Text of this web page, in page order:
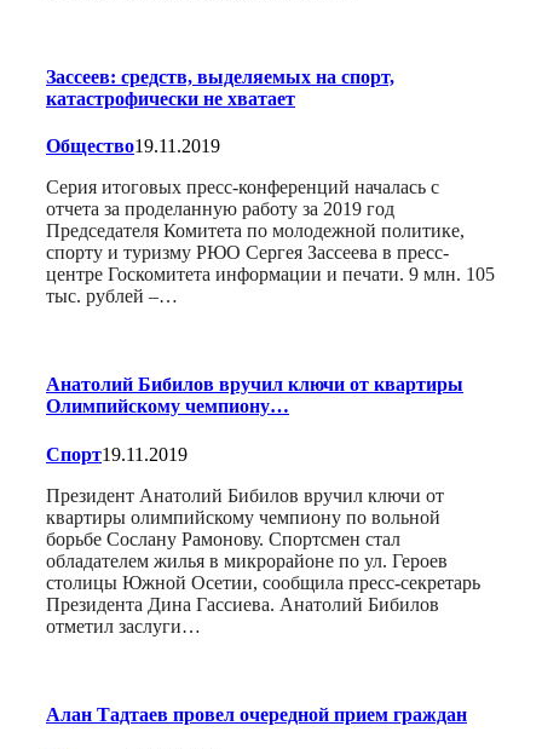
Зассеев: средств, выделяемых на спорт,
катастрофически не хватает
Общество19.11.2019
Серия итоговых пресс-конференций началась с
отчета за проделанную работу за 2019 год
Председателя Комитета по молодежной политике,
спорту и туризму РЮО Сергея Зассеева в пресс-
центре Госкомитета информации и печати. 9 млн. 105
тыс. рублей –…
Анатолий Бибилов вручил ключи от квартиры
Олимпийскому чемпиону…
Спорт19.11.2019
Президент Анатолий Бибилов вручил ключи от
квартиры олимпийскому чемпиону по вольной
борьбе Сослану Рамонову. Спортсмен стал
обладателем жилья в микрорайоне по ул. Героев
столицы Южной Осетии, сообщила пресс-секретарь
Президента Дина Гассиева. Анатолий Бибилов
отметил заслуги…
Алан Тадтаев провел очередной прием граждан